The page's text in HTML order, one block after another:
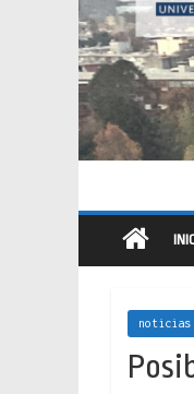
noticias